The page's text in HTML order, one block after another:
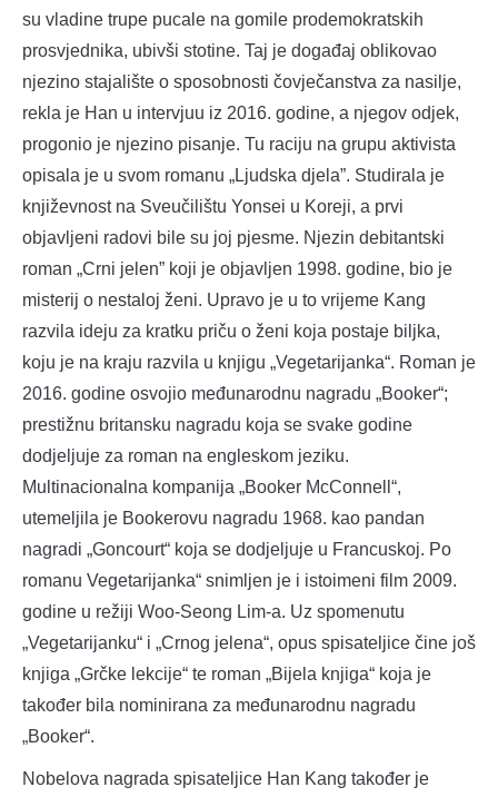
su vladine trupe pucale na gomile prodemokratskih
prosvjednika, ubivši stotine. Taj je događaj oblikovao
njezino stajalište o sposobnosti čovječanstva za nasilje,
rekla je Han u intervjuu iz 2016. godine, a njegov odjek,
progonio je njezino pisanje. Tu raciju na grupu aktivista
opisala je u svom romanu „Ljudska djela”. Studirala je
književnost na Sveučilištu Yonsei u Koreji, a prvi
objavljeni radovi bile su joj pjesme. Njezin debitantski
roman „Crni jelen” koji je objavljen 1998. godine, bio je
misterij o nestaloj ženi. Upravo je u to vrijeme Kang
razvila ideju za kratku priču o ženi koja postaje biljka,
koju je na kraju razvila u knjigu „Vegetarijanka“. Roman je
2016. godine osvojio međunarodnu nagradu „Booker“;
prestižnu britansku nagradu koja se svake godine
dodjeljuje za roman na engleskom jeziku.
Multinacionalna kompanija „Booker McConnell“,
utemeljila je Bookerovu nagradu 1968. kao pandan
nagradi „Goncourt“ koja se dodjeljuje u Francuskoj. Po
romanu Vegetarijanka“ snimljen je i istoimeni film 2009.
godine u režiji Woo-Seong Lim-a. Uz spomenutu
„Vegetarijanku“ i „Crnog jelena“, opus spisateljice čine još
knjiga „Grčke lekcije“ te roman „Bijela knjiga“ koja je
također bila nominirana za međunarodnu nagradu
„Booker“.
Nobelova nagrada spisateljice Han Kang također je